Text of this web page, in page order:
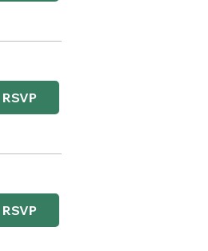
RSVP
RSVP